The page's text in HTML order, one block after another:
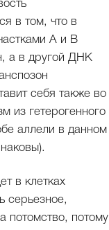
в том, что в
А и В
а в другой ДНК
себя также во
из гетерогенного
аллели в данном
в клетках
серьезное,
потомство, потому